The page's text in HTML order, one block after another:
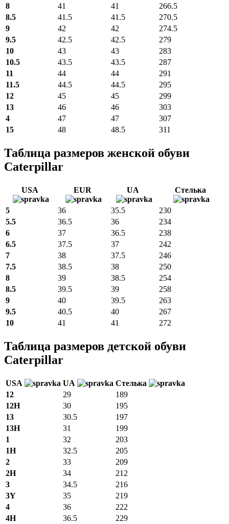
8
41 41
266.5
8.5
41.5 41.5
270.5
9
42 42
274.5
9.5
42.5 42.5
279
10
43 43
283
10.5
43.5 43.5
287
11
44 44
291
11.5
44.5 44.5
295
12
45 45
299
13
46 46
303
4
47 47
307
15
48 48.5 311
Таблица размеров женской обуви
Caterpillar
USA EUR UA Стелька
5 36 35.5
230
5.5
36.5 36
234
6
37 36.5
238
6.5
37.5 37
242
7
38 37.5
246
7.5
38.5 38
250
8
39 38.5
254
8.5
39.5 39
258
9
40 39.5
263
9.5
40.5 40
267
10
41 41 272
Таблица размеров детской обуви
Caterpillar
USA UA
Стелька
12
29
189
12H
30
195
13
30.5
197
13H
31
199
1
32
203
1H
32.5
205
2
33
209
2H
34
212
3
34.5
216
3Y
35
219
4
36
222
4H
36.5
229